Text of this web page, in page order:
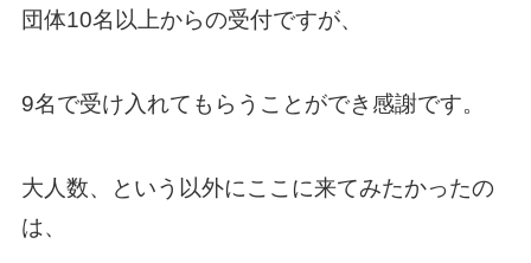
団体10名以上からの受付ですが、
9名で受け入れてもらうことができ感謝です。
大人数、という以外にここに来てみたかったの
は、